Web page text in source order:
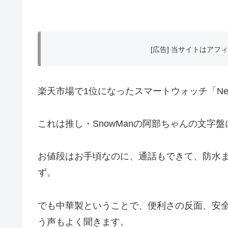
[広告] 当サイトはアフ
楽天市場で1位になったスマートウォッチ「
これは推し・SnowManの阿部ちゃんの文字
お値段はお手頃なのに、通話もできて、防水
ず。
でも中華製ということで、便利さの反面、
う声もよく聞きます。